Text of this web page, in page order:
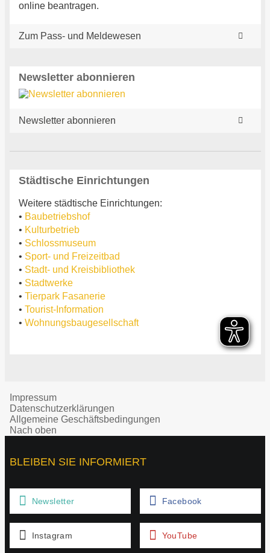
online beantragen.
Zum Pass- und Meldewesen
Newsletter abonnieren
Newsletter abonnieren
Städtische Einrichtungen
Weitere städtische Einrichtungen:
• Baubetriebshof
• Kulturbetrieb
• Schlossmuseum
• Sport- und Freizeitbad
• Stadt- und Kreisbibliothek
• Stadtwerke
• Tierpark Fasanerie
• Tourist-Information
• Wohnungsbaugesellschaft
Impressum
Datenschutzerklärungen
Allgemeine Geschäftsbedingungen
Nach oben
BLEIBEN SIE INFORMIERT
Newsletter Facebook
Instagram YouTube